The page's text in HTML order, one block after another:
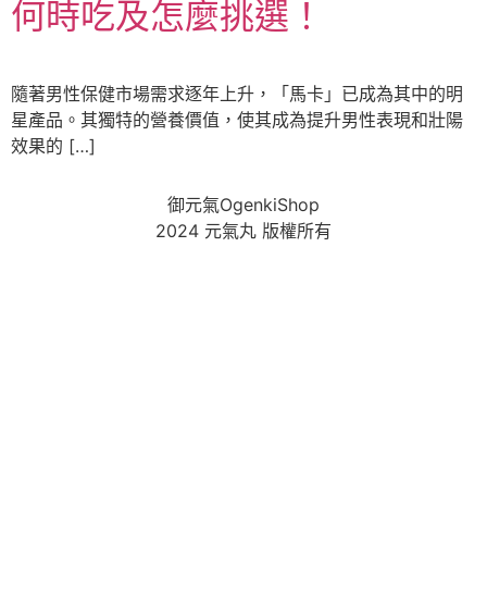
何時吃及怎麼挑選！
隨著男性保健市場需求逐年上升，「馬卡」已成為其中的明
星產品。其獨特的營養價值，使其成為提升男性表現和壯陽
效果的 […]
御元氣OgenkiShop
2024 元氣丸 版權所有